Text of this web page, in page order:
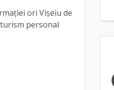
ori Vișeiu de
personal